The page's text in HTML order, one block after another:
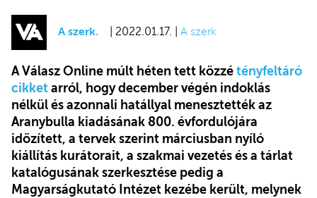
A szerk. | 2022.01.17. | A szerk
A Válasz Online múlt héten tett közzé tényfeltáró
cikket arról, hogy december végén indoklás
nélkül és azonnali hatállyal menesztették az
Aranybulla kiadásának 800. évfordulójára
időzített, a tervek szerint márciusban nyíló
kiállítás kurátorait, a szakmai vezetés és a tárlat
katalógusának szerkesztése pedig a
Magyarságkutató Intézet kezébe került, melynek